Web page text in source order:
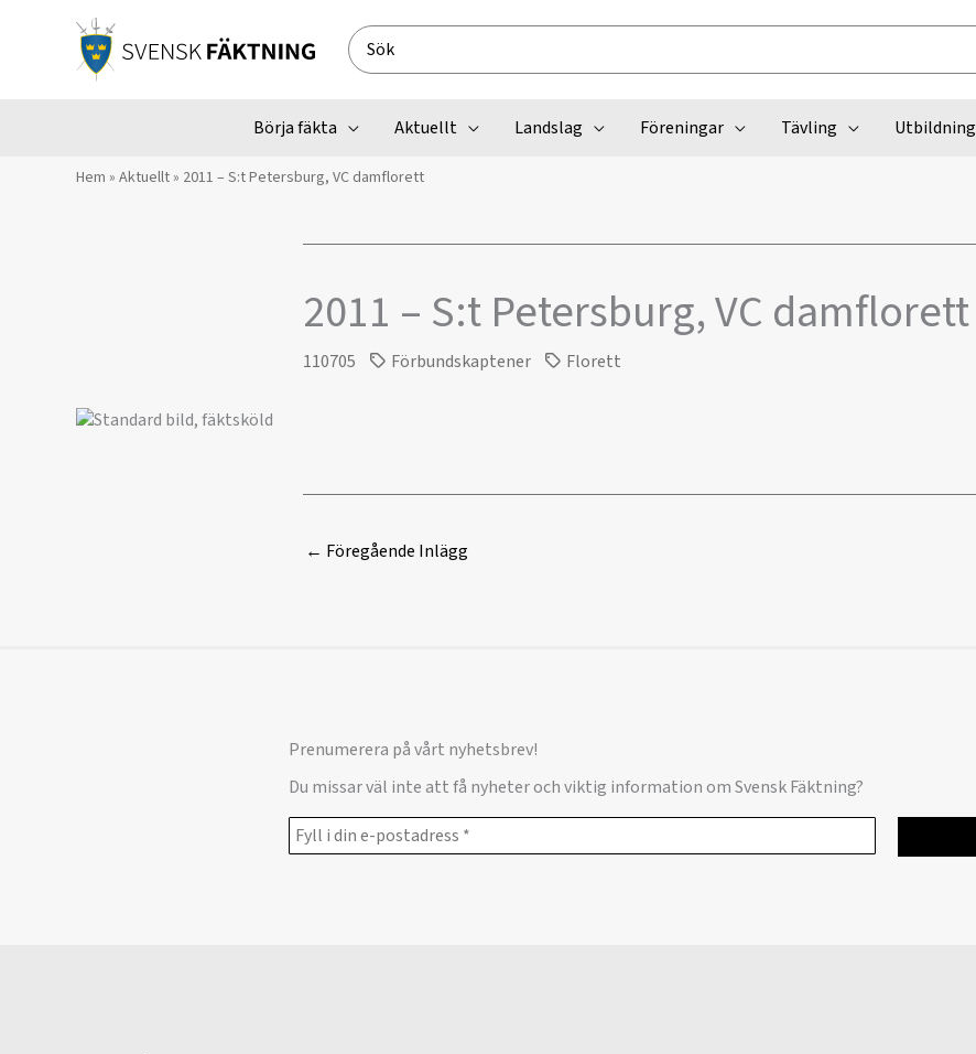
Search
for:
Börja fäkta Aktuellt Landslag Föreningar Tävling Utbildning
Hem » Aktuellt» 2011 – S:t Petersburg, VC damflorett
2011 – S:t Petersburg, VC damflorett
110705 Förbundskaptener Florett
← Föregående Inlägg
Prenumerera på vårt nyhetsbrev!
Du missar väl inte att få nyheter och viktig information om Svensk Fäktning?